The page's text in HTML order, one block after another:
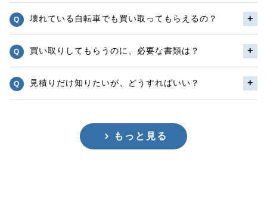
壊れている自転車でも買い取ってもらえるの？
買い取りしてもらうのに、必要な書類は？
見積りだけ知りたいが、どうすればいい？
もっと見る